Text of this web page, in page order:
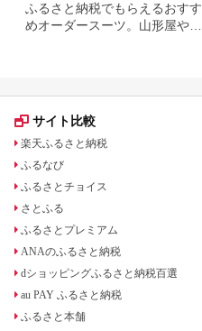
ふるさと納税でもらえるおすす
めオーダースーツ。山形屋や英
サイト比較
楽天ふるさと納税
ふるなび
ふるさとチョイス
さとふる
ふるさとプレミアム
ANAのふるさと納税
dショッピングふるさと納税百選
au PAY ふるさと納税
ふるさと本舗